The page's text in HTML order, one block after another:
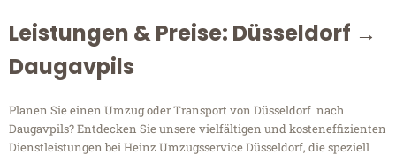
Leistungen & Preise: Düsseldorf →
Daugavpils
Planen Sie einen Umzug oder Transport von Düsseldorf nach
Daugavpils? Entdecken Sie unsere vielfältigen und kosteneffizienten
Dienstleistungen bei Heinz Umzugsservice Düsseldorf, die speziell